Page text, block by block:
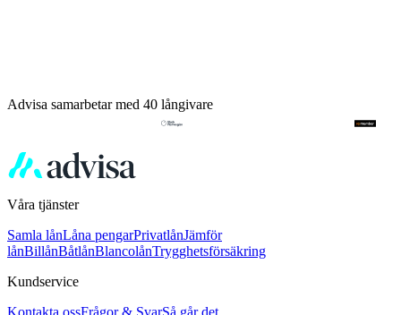
Advisa samarbetar med 40 långivare
Våra tjänster
Samla lånLåna pengarPrivatlånJämför
lånBillånBåtlånBlancolånTrygghetsförsäkring
Kundservice